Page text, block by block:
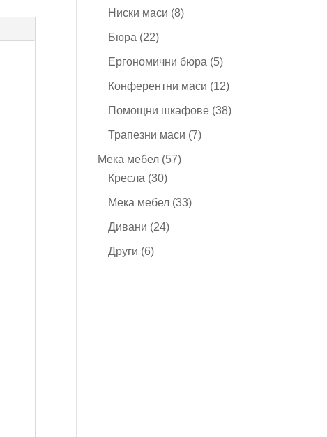
продукта
Ниски маси 88
Бюра 2222
продукта
Ергономични бюра 55
продукта
Конферентни маси 1212
продукта
Помощни шкафове 3838
Трапезни маси 77
Мека мебел 5757
Кресла 3030
продукта
Мека мебел 3333
Дивани 2424
Други 66